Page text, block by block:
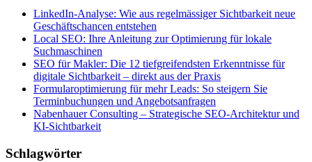
LinkedIn-Analyse: Wie aus regelmässiger Sichtbarkeit neue
Geschäftschancen entstehen
Local SEO: Ihre Anleitung zur Optimierung für lokale
Suchmaschinen
SEO für Makler: Die 12 tiefgreifendsten Erkenntnisse für
digitale Sichtbarkeit – direkt aus der Praxis
Formularoptimierung für mehr Leads: So steigern Sie
Terminbuchungen und Angebotsanfragen
Nabenhauer Consulting – Strategische SEO-Architektur und
KI-Sichtbarkeit
Schlagwörter